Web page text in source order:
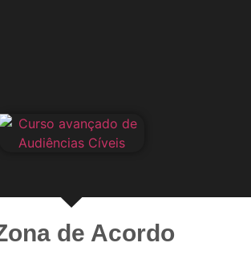
de Acordo